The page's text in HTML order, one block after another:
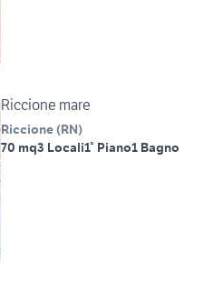
Riccione mare
Riccione (RN)
70 mq3 Locali1° Piano1 Bagno